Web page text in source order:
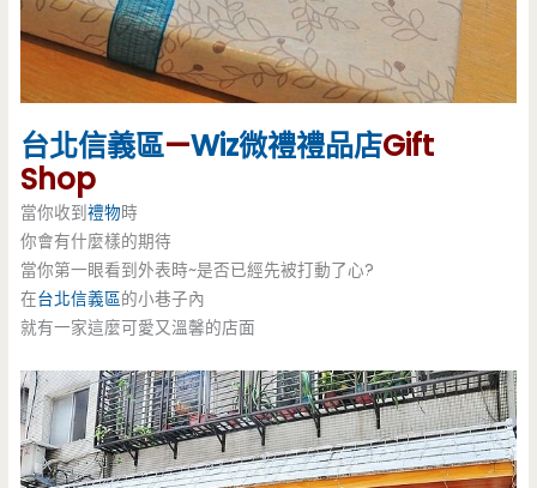
台北信義區—Wiz微禮禮品店Gift
Shop
當你收到禮物時
你會有什麼樣的期待
當你第一眼看到外表時~是否已經先被打動了心?
在台北信義區的小巷子內
就有一家這麼可愛又溫馨的店面